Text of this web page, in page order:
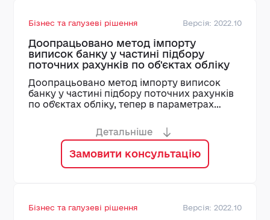
Бізнес та галузеві рішення Версія: 2022.10
Доопрацьовано метод імпорту
виписок банку у частині підбору
поточних рахунків по об'єктах обліку
Доопрацьовано метод імпорту виписок
банку у частині підбору поточних рахунків
по об'єктах обліку, тепер в параметрах
поточному об'єкту обліку.
Замовити консультацію
Детальніше
Бізнес та галузеві рішення Версія: 2022.10